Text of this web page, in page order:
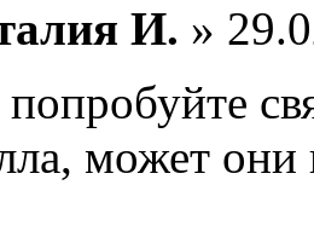
И. »
может они